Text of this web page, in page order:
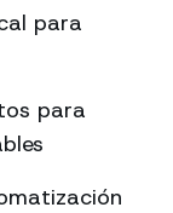
para
para